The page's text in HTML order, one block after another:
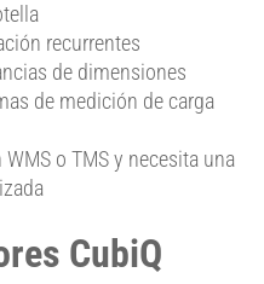
recurrentes
de dimensiones
de medición de carga
o TMS y necesita una
CubiQ